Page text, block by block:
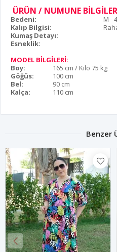
ÜRÜN / NUMUNE
Bedeni:
M -
Kalıp Bilgisi:
Kumaş Detayı:
Esneklik:
MODEL BİLGİLERİ:
Boy:
165 cm / Kilo 75 kg
Göğüs:
100 cm
Bel:
90 cm
Kalça:
110 cm
Benzer